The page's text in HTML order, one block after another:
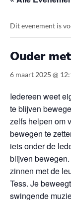
Dit evenement is
Ouder
6 maart 2025 @
Iedereen weet
te blijven
zelfs helpen om
bewegen te
iets onder de
blijven
zinnen met de
Tess. Je
swingende